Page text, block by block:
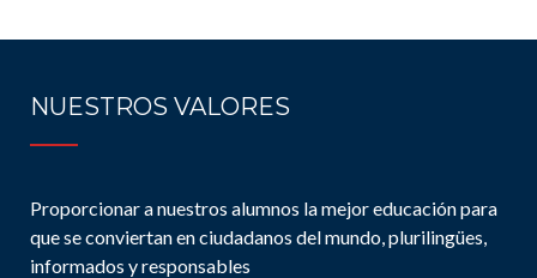
NUESTROS VALORES
Proporcionar a nuestros alumnos la mejor educación para
que se conviertan en ciudadanos del mundo, plurilingües,
informados y responsables